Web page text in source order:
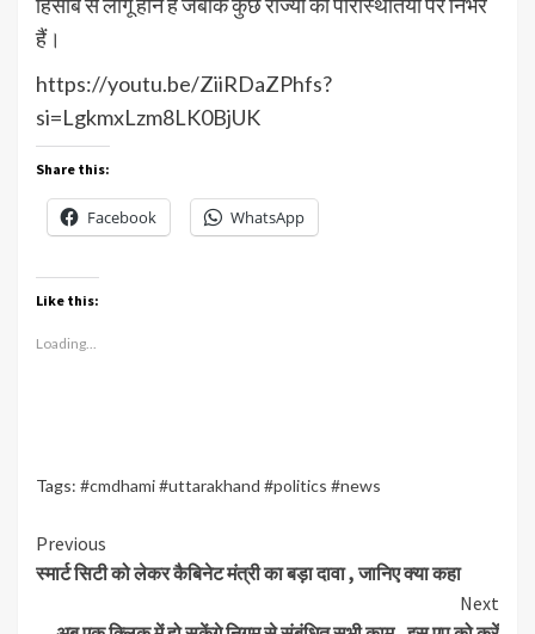
हैं।
https://youtu.be/ZiiRDaZPhfs?
si=LgkmxLzm8LK0BjUK
Share this:
Facebook WhatsApp
Like this:
Loading...
Tags: #cmdhami #uttarakhand #politics #news
Continue
Reading
Previous
स्मार्ट सिटी को लेकर कैबिनेट मंत्री का बड़ा दावा , जानिए क्या कहा
Next